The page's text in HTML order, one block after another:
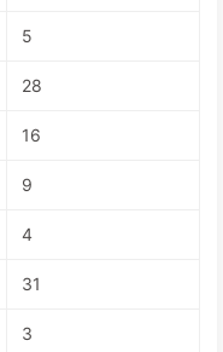
5
28
16
9
4
31
3